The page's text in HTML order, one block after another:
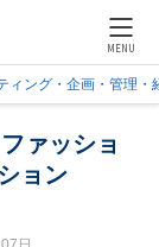
MENU
ィング・企画・管理・
ァッショ
ョン